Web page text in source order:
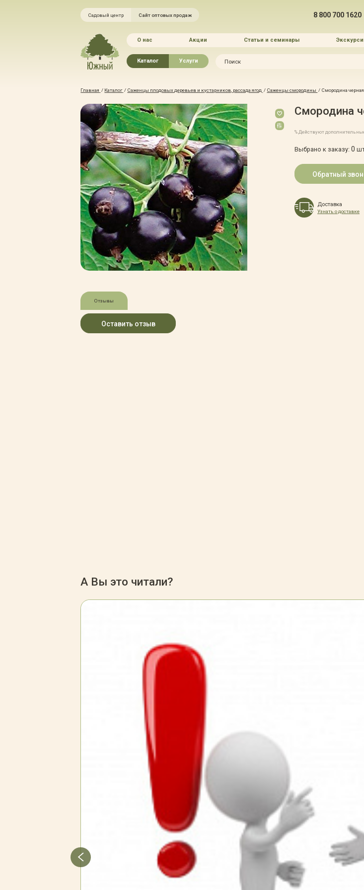
Садовый центр Сайт оптовых продаж 8 800 700 1620
О нас Акции Статьи и семинары
Каталог
Хвойные растения
Плодово-ягодные растения
Лиственные растения
Цветы
Водные растения
Растения вертикального
озеленения
Формованные растения
Экостория
Товары для сада
Грунты, удобрения, отсыпка
Зимние товары
Крупномеры
Консультации специалистов
Полезная литература
Полезные советы
Услуги
Благоустройство и озеленение
Зелёный доктор
Зимние услуги
Уход за садом
Портфолио
Прайс-листы
Правила оказания услуг
Доставка
Оплата
Гарантии
Автополив
Главная / Каталог / Саженцы плодовых деревьев и кустарников, рассада ягод / Саженцы смородины / Смородина
Смородина
% Действуют
Выбрано к заказу: 0
Обратный
Доставка
Узнать о доставке
Отзывы
Оставить отзыв
А Вы это читали?